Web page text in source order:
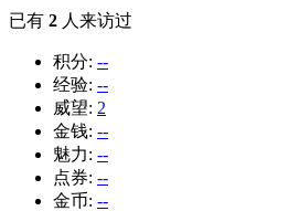
已有 2 人来访过
积分: --
经验: --
威望: 2
金钱: --
魅力: --
点券: --
金币: --